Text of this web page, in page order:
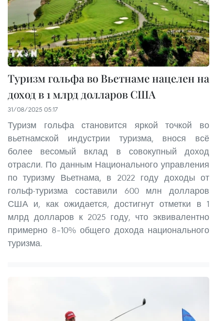
Туризм гольфа во Вьетнаме нацелен на
доход в 1 млрд долларов США
31/08/2025 05:17
Туризм гольфа становится яркой точкой во
вьетнамской индустрии туризма, внося всё
более весомый вклад в совокупный доход
отрасли. По данным Национального управления
по туризму Вьетнама, в 2022 году доходы от
гольф-туризма составили 600 млн долларов
США и, как ожидается, достигнут отметки в 1
млрд долларов к 2025 году, что эквивалентно
примерно 8–10% общего дохода национального
туризма.